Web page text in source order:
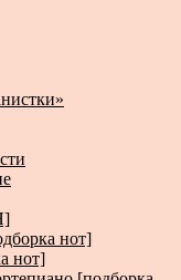
статьи…
нот]
нот]